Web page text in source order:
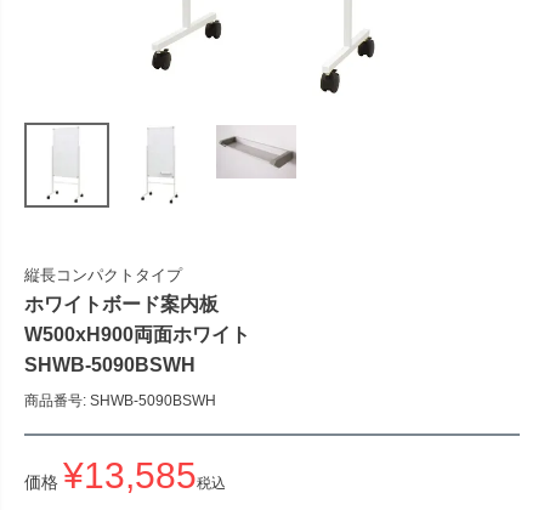
縦長コンパクトタイプ
ホワイトボード案内板
W500xH900両面ホワイト
SHWB-5090BSWH
商品番号 SHWB-5090BSWH
価格 ¥13,585税込